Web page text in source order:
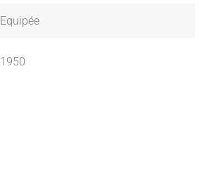
Equipée
1950